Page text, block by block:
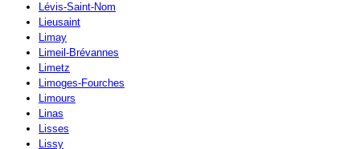
Lévis-Saint-Nom
Lieusaint
Limay
Limeil-Brévannes
Limetz
Limoges-Fourches
Limours
Linas
Lisses
Lissy